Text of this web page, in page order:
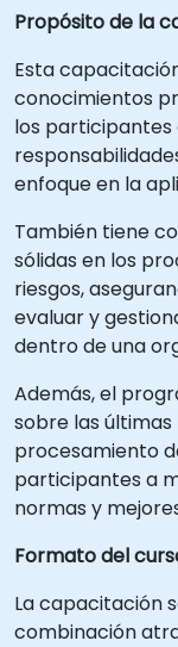
Propósito de la
Esta
conocimientos
los
enfoque en la
También tiene
sólidas en los
riesgos,
evaluar y
dentro de una
Además, el
sobre las
procesamiento
participantes a
normas y
Formato del
La capacitación
combinación